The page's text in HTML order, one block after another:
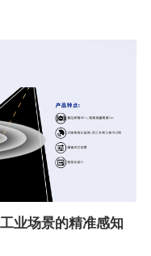
业场景的精准感知